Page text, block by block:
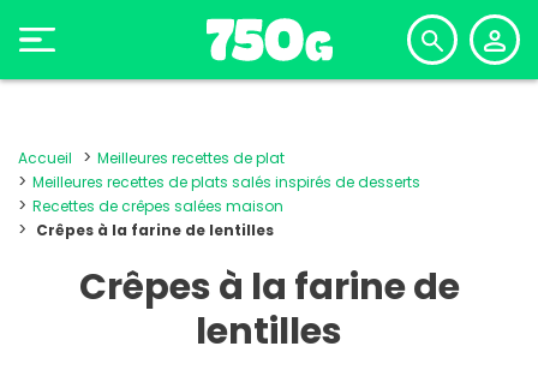
Accueil
Meilleures recettes de plat
Meilleures recettes de plats salés inspirés de desserts
Recettes de crêpes salées maison
Crêpes à la farine de lentilles
Crêpes à la farine de
lentilles